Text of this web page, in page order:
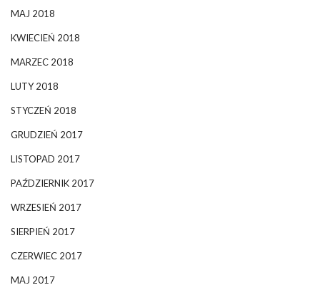
MAJ 2018
KWIECIEŃ 2018
MARZEC 2018
LUTY 2018
STYCZEŃ 2018
GRUDZIEŃ 2017
LISTOPAD 2017
PAŹDZIERNIK 2017
WRZESIEŃ 2017
SIERPIEŃ 2017
CZERWIEC 2017
MAJ 2017